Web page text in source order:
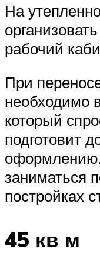
На
рабочий
При
необходимо
который
подготовит
заниматься
постройках
45 кв м